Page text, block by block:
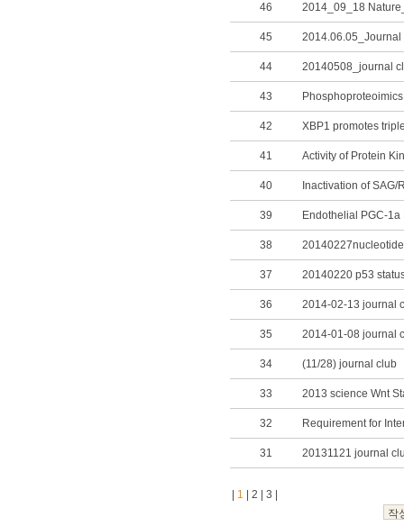
46 2014_09_18
45 2014.06.05_Journal
44 20140508_journal
43
42
41
40
39
38
37
36 2014-02-13 journal
35 2014-01-08 journal
34 (11/28) journal club
33
32
31 20131121 journal
1 2 3